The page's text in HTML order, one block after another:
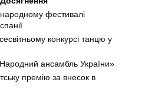
фестивалі
конкурсі танцю у
ансамбль України»
премію за внесок в